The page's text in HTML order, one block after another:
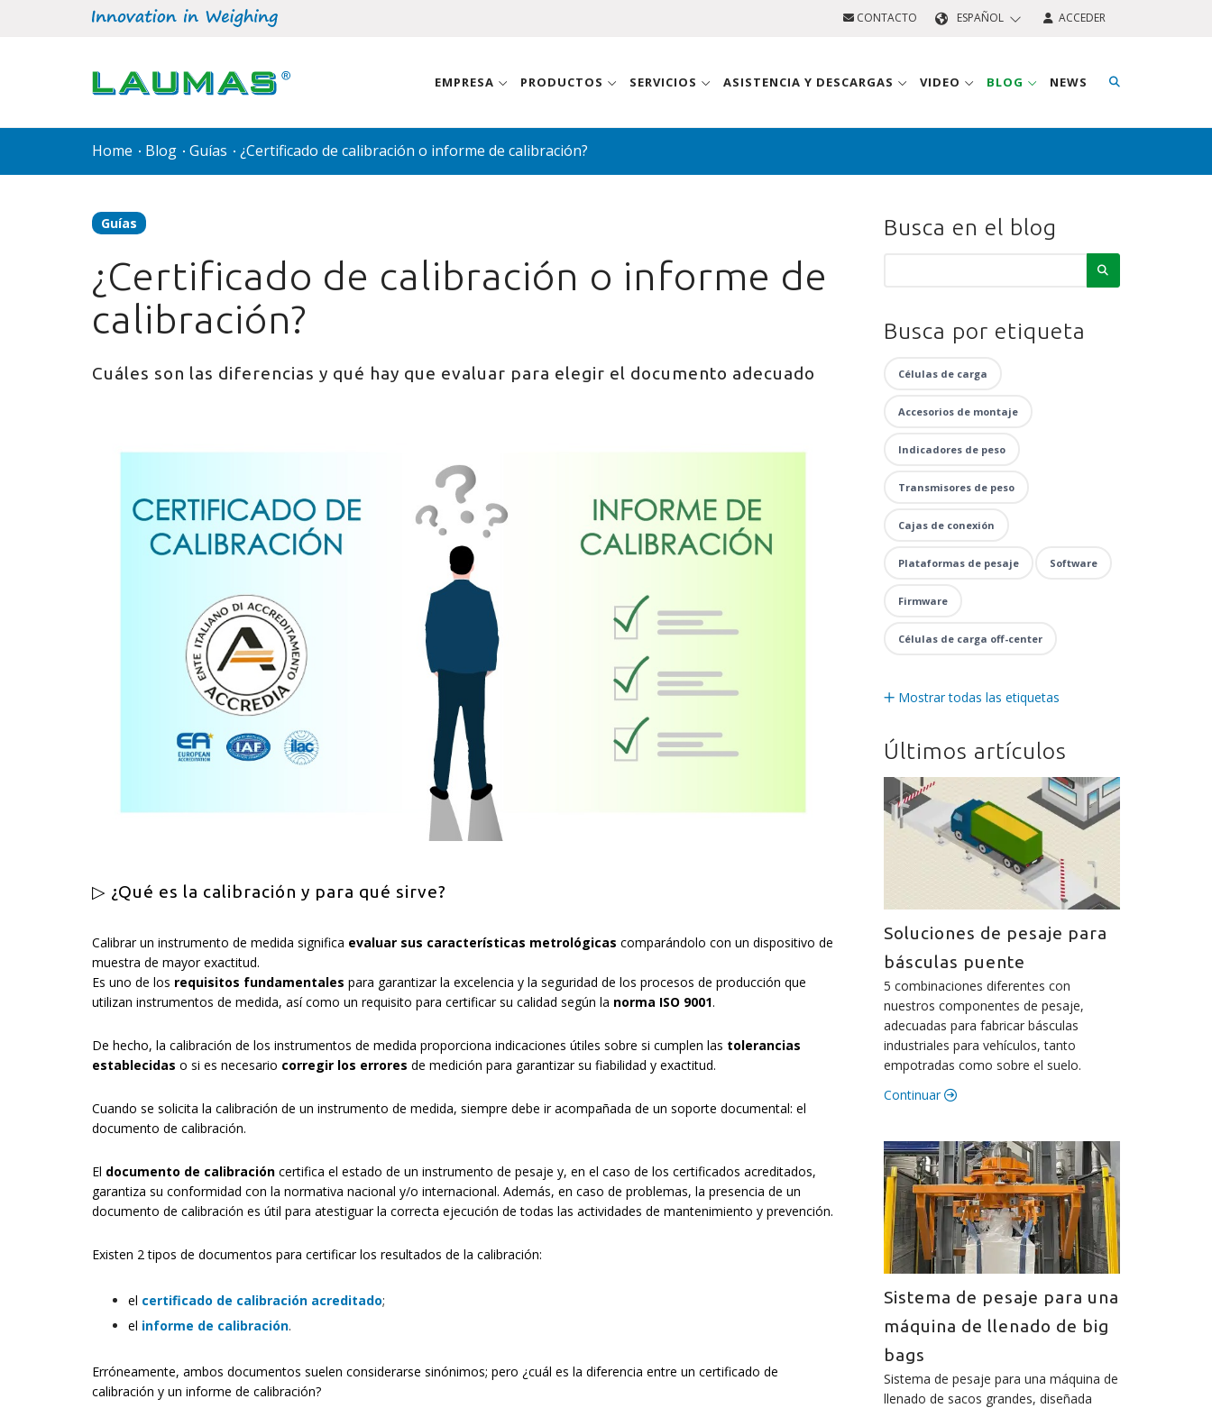
CONTACTO ESPAÑOL ACCEDER
EMPRESA PRODUCTOS SERVICIOS ASISTENCIA Y DESCARGAS VIDEO BLOG NEWS
Home Blog Guías ¿Certificado de calibración o informe de calibración?
Guías
¿Certificado de calibración o informe de
calibración?
Cuáles son las diferencias y qué hay que evaluar para elegir el documento adecuado
▷ ¿Qué es la calibración y para qué sirve?
Calibrar un instrumento de medida significa evaluar sus características metrológicas comparándolo con un dispositivo de
muestra de mayor exactitud.
Es uno de los requisitos fundamentales para garantizar la excelencia y la seguridad de los procesos de producción que
utilizan instrumentos de medida, así como un requisito para certificar su calidad según la norma ISO 9001.
De hecho, la calibración de los instrumentos de medida proporciona indicaciones útiles sobre si cumplen las tolerancias
establecidas o si es necesario corregir los errores de medición para garantizar su fiabilidad y exactitud.
Cuando se solicita la calibración de un instrumento de medida, siempre debe ir acompañada de un soporte documental: el
documento de calibración.
El documento de calibración certifica el estado de un instrumento de pesaje y, en el caso de los certificados acreditados,
garantiza su conformidad con la normativa nacional y/o internacional. Además, en caso de problemas, la presencia de un
documento de calibración es útil para atestiguar la correcta ejecución de todas las actividades de mantenimiento y prevención.
Existen 2 tipos de documentos para certificar los resultados de la calibración:
el certificado de calibración acreditado;
el informe de calibración.
Erróneamente, ambos documentos suelen considerarse sinónimos; pero ¿cuál es la diferencia entre un certificado de
calibración y un informe de calibración?
Busca en el blog
Busca por etiqueta
Células de carga
Accesorios de montaje
Indicadores de peso
Transmisores de peso
Cajas de conexión
Plataformas de pesaje Software
Firmware
Células de carga off-center
Mostrar todas las etiquetas
Últimos artículos
Soluciones de pesaje para
básculas puente
5 combinaciones diferentes con
nuestros componentes de pesaje,
adecuadas para fabricar básculas
industriales para vehículos, tanto
empotradas como sobre el suelo.
Continuar
Sistema de pesaje para una
máquina de llenado de big
bags
Sistema de pesaje para una máquina de
llenado de sacos grandes, diseñada